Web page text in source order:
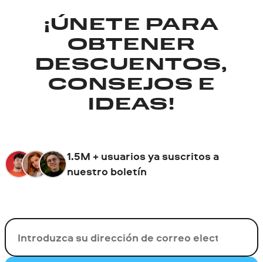
¡ÚNETE PARA
OBTENER
DESCUENTOS,
CONSEJOS E
IDEAS!
1.5M + usuarios ya suscritos a
nuestro boletín
Su correo electrónico